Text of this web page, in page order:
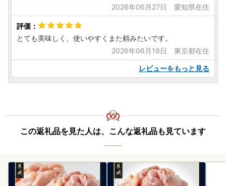
2026年06月27日 愛知県在住
とても美味しく、使いやすくまた頼みたいです。
2026年06月19日 東京都在住
レビューをもっと見る
この返礼品を見た人は、こんな返礼品も見ています